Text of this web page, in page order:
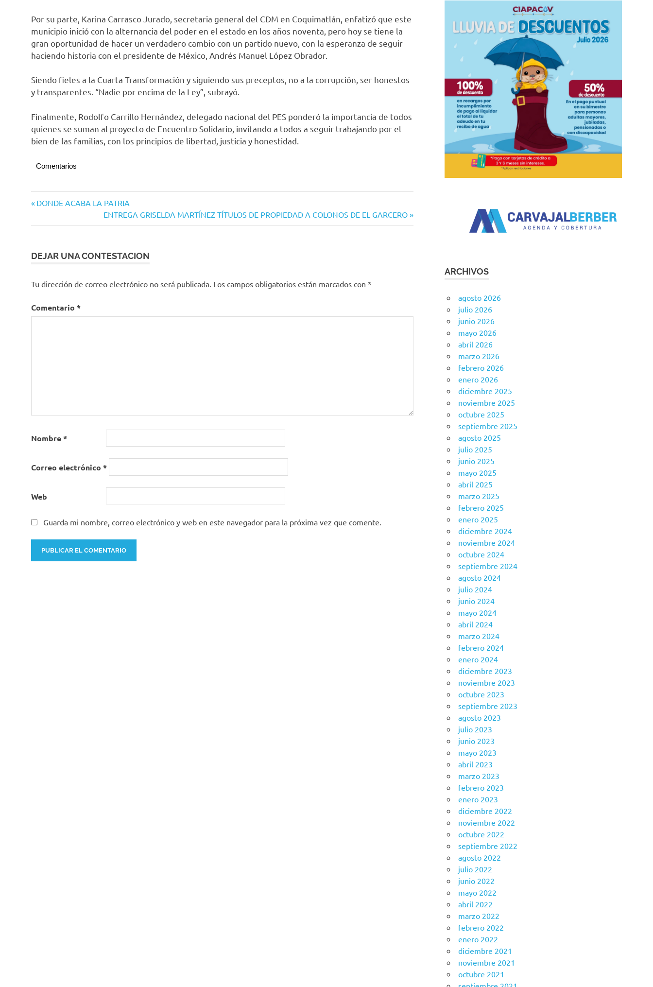
Por su parte, Karina Carrasco Jurado, secretaria general del CDM en Coquimatlán, enfatizó que este
municipio inició con la alternancia del poder en el estado en los años noventa, pero hoy se tiene la
gran oportunidad de hacer un verdadero cambio con un partido nuevo, con la esperanza de seguir
haciendo historia con el presidente de México, Andrés Manuel López Obrador.
Siendo fieles a la Cuarta Transformación y siguiendo sus preceptos, no a la corrupción, ser honestos
y transparentes. “Nadie por encima de la Ley”, subrayó.
Finalmente, Rodolfo Carrillo Hernández, delegado nacional del PES ponderó la importancia de todos
quienes se suman al proyecto de Encuentro Solidario, invitando a todos a seguir trabajando por el
bien de las familias, con los principios de libertad, justicia y honestidad.
Comentarios
Navegación
de
Entrada
DONDE ACABA LA PATRIA
Siguiente
entrada:
ENTREGA GRISELDA MARTÍNEZ TÍTULOS DE PROPIEDAD A COLONOS DE EL GARCERO
DEJAR UNA CONTESTACION
Tu dirección de correo electrónico no será publicada. Los campos obligatorios están marcados con *
Comentario *
Nombre*
Correo electrónico *
Web
Guarda mi nombre, correo electrónico y web en este navegador para la próxima vez que comente.
ARCHIVOS
agosto 2026
julio 2026
junio 2026
mayo 2026
abril 2026
marzo 2026
febrero 2026
enero 2026
diciembre 2025
noviembre 2025
octubre 2025
septiembre 2025
agosto 2025
julio 2025
junio 2025
mayo 2025
abril 2025
marzo 2025
febrero 2025
enero 2025
diciembre 2024
noviembre 2024
octubre 2024
septiembre 2024
agosto 2024
julio 2024
junio 2024
mayo 2024
abril 2024
marzo 2024
febrero 2024
enero 2024
diciembre 2023
noviembre 2023
octubre 2023
septiembre 2023
agosto 2023
julio 2023
junio 2023
mayo 2023
abril 2023
marzo 2023
febrero 2023
enero 2023
diciembre 2022
noviembre 2022
octubre 2022
septiembre 2022
agosto 2022
julio 2022
junio 2022
mayo 2022
abril 2022
marzo 2022
febrero 2022
enero 2022
diciembre 2021
noviembre 2021
octubre 2021